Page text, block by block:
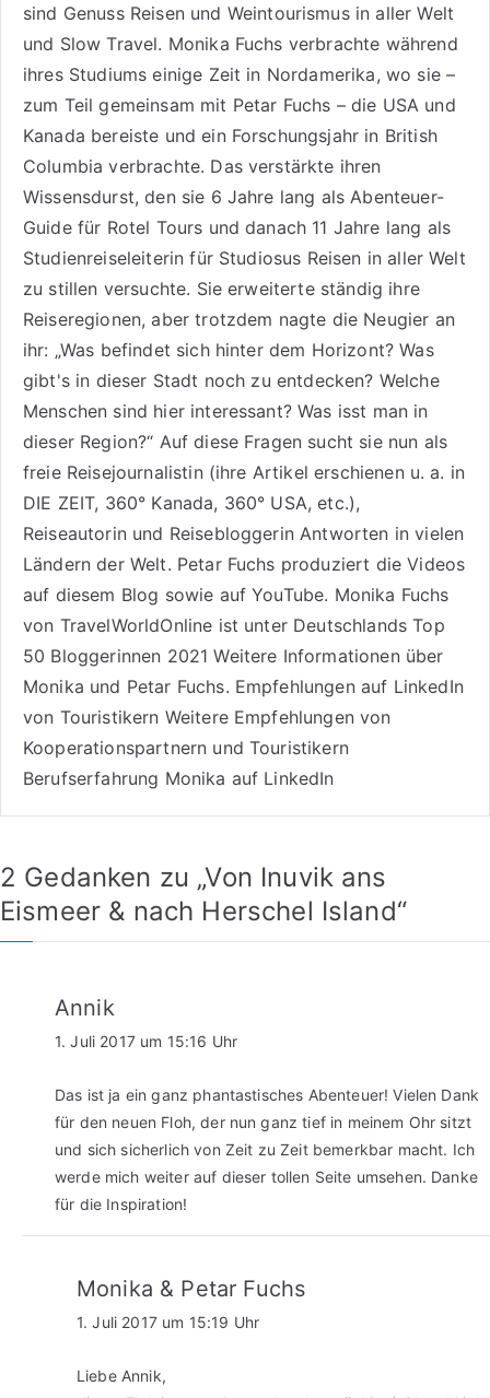
sind Genuss Reisenund Weintourismusin aller Welt
und Slow Travel. Monika Fuchs verbrachte während
ihres Studiums einige Zeit in Nordamerika, wo sie –
zum Teil gemeinsam mit Petar Fuchs – die USA und
Kanada bereiste und ein Forschungsjahr in British
Columbia verbrachte. Das verstärkte ihren
Wissensdurst, den sie 6 Jahre lang als Abenteuer-
Guide für Rotel Tours und danach 11 Jahre lang als
Studienreiseleiterin für Studiosus Reisen in aller Welt
zu stillen versuchte. Sie erweiterte ständig ihre
Reiseregionen, aber trotzdem nagte die Neugier an
ihr: „Was befindet sich hinter dem Horizont? Was
gibt's in dieser Stadt noch zu entdecken? Welche
Menschen sind hier interessant? Was isst man in
dieser Region?“ Auf diese Fragen sucht sie nun als
freie Reisejournalistin (ihre Artikel erschienen u. a. in
DIE ZEIT, 360° Kanada, 360° USA, etc.),
Reiseautorinund Reisebloggerin Antworten in vielen
Ländern der Welt. Petar Fuchs produziert die Videos
auf diesem Blog sowie aufYouTube. Monika Fuchs
von TravelWorldOnline ist unter Deutschlands Top
50 Bloggerinnen 2021 Weitere Informationen über
Monika und Petar Fuchs. Empfehlungen auf LinkedIn
von Touristikern Weitere Empfehlungen von
Kooperationspartnern und Touristikern
Berufserfahrung Monika auf LinkedIn
2 Gedanken zu „Von Inuvik ans
Eismeer & nach Herschel Island“
Annik
1. Juli 2017 um 15:16 Uhr
Das ist ja ein ganz phantastisches Abenteuer! Vielen Dank
für den neuen Floh, der nun ganz tief in meinem Ohr sitzt
und sich sicherlich von Zeit zu Zeit bemerkbar macht. Ich
werde mich weiter auf dieser tollen Seite umsehen. Danke
für die Inspiration!
Monika & Petar Fuchs
1. Juli 2017 um 15:19 Uhr
Liebe Annik,